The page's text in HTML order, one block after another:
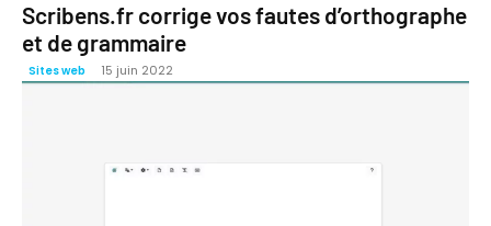
Scribens.fr corrige vos fautes d’orthographe
et de grammaire
Sites web 15 juin 2022